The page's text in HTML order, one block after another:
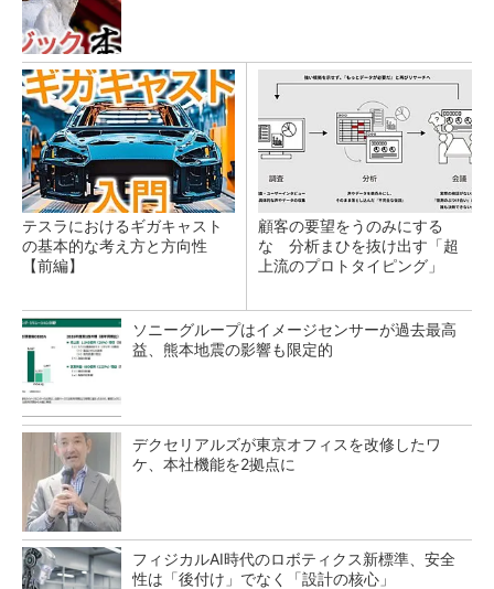
テスラにおけるギガキャスト
の基本的な考え方と方向性
【前編】
顧客の要望をうのみにする
な 分析まひを抜け出す「超
上流のプロトタイピング」
ソニーグループはイメージセンサーが過去最高
益、熊本地震の影響も限定的
デクセリアルズが東京オフィスを改修したワ
ケ、本社機能を2拠点に
フィジカルAI時代のロボティクス新標準、安全
性は「後付け」でなく「設計の核心」